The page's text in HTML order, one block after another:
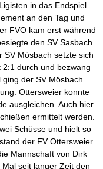
in das Endspiel.
an den Tag und
FVO kam erst während
den SV Sasbach
SV Mösbach setzte sich
durch und bezwang
der SV Mösbach
Ottersweier konnte
ausgleichen. Auch hier
ermittelt werden.
Schüsse und hielt so
der FV Ottersweier
Mannschaft von Dirk
seit langer Zeit den